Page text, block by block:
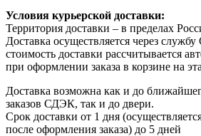
Условия курьерской доставки:
Территория доставки – в пределах
Доставка осуществляется через
стоимость доставки рассчитывается
при оформлении заказа в корзине на
Доставка возможна как и до
заказов СДЭК, так и до двери.
Срок доставки от 1 дня
после оформления заказа) до 5 дней